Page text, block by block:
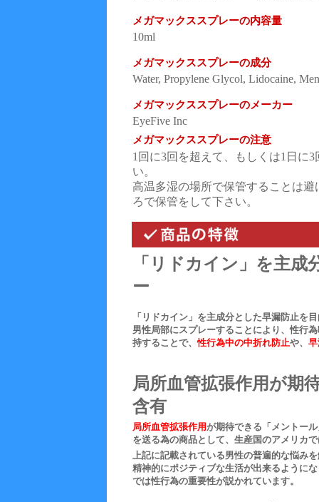
メガマックススプレーの内容量
10ml
メガマックススプレーの成分
Water, Propylene Glycol, Lidocaine,
メガマックススプレーのメーカー
EyeFive Inc
メガマックススプレーの注意
1回に3回を超えて、もしくは1日に
い。
高温多湿の場所で保管することは
ろで保管をして下さい。
「リドカイン」を主
ー
「リドカイン」を主成分とした早漏防止を
男性局部にスプレーすることにより、性行
持することで、性行為中の中折れ防止や、
局所血管拡張作用が期
含有
局所血管拡張作用が期待できる「メントー
を送る為の商品として、生産国のアメリカ
上記に記載されている男性の普遍的な悩み
精神的にポジティブな生活が出来るように
では性行為の重要性が説かれています。